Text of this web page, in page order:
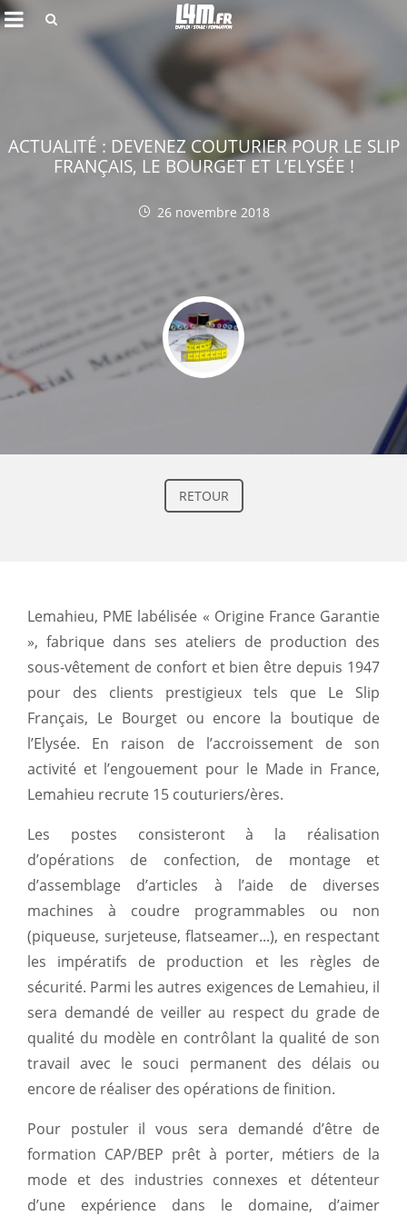
RETOUR
ACTUALITÉ : DEVENEZ COUTURIER POUR LE SLIP
FRANÇAIS, LE BOURGET ET L’ELYSÉE !
26 novembre 2018
Lemahieu, PME labélisée « Origine France Garantie
», fabrique dans ses ateliers de production des
sous-vêtement de confort et bien être depuis 1947
pour des clients prestigieux tels que Le Slip
Français, Le Bourget ou encore la boutique de
l’Elysée. En raison de l’accroissement de son
activité et l’engouement pour le Made in France,
Lemahieu recrute 15 couturiers/ères.
Les postes consisteront à la réalisation
d’opérations de confection, de montage et
d’assemblage d’articles à l’aide de diverses
machines à coudre programmables ou non
(piqueuse, surjeteuse, flatseamer...), en respectant
les impératifs de production et les règles de
sécurité. Parmi les autres exigences de Lemahieu, il
sera demandé de veiller au respect du grade de
qualité du modèle en contrôlant la qualité de son
travail avec le souci permanent des délais ou
encore de réaliser des opérations de finition.
Pour postuler il vous sera demandé d’être de
formation CAP/BEP prêt à porter, métiers de la
mode et des industries connexes et détenteur
d’une expérience dans le domaine, d’aimer